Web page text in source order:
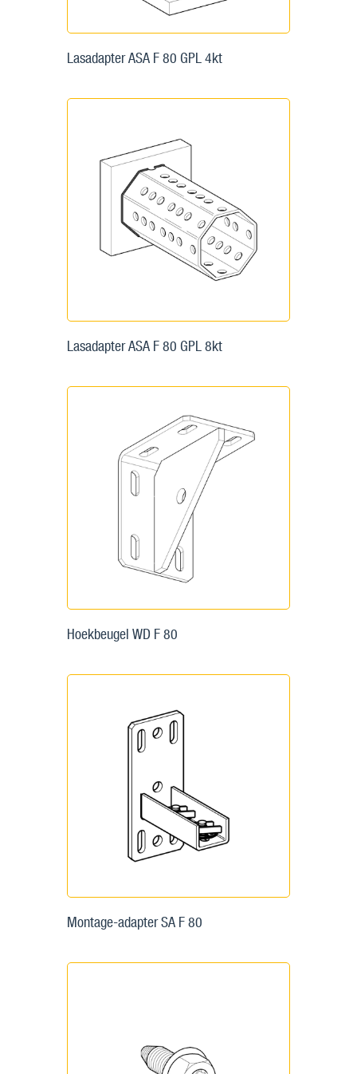
Lasadapter ASA F 80 GPL 4kt
Lasadapter ASA F 80 GPL 8kt
Hoekbeugel WD F 80
Montage-adapter SA F 80